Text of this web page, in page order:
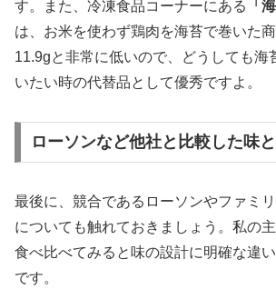
す。また、冷凍食品コーナーにある
「
は、お米を使わず鶏肉を海苔で巻いた
11.9gと非常に低いので、どうしても海
いたい時の代替品として優秀ですよ。
ローソンなど他社と比較した味
最後に、競合であるローソンやファミ
についても触れておきましょう。私の主
食べ比べてみると味の設計に明確な違
です。